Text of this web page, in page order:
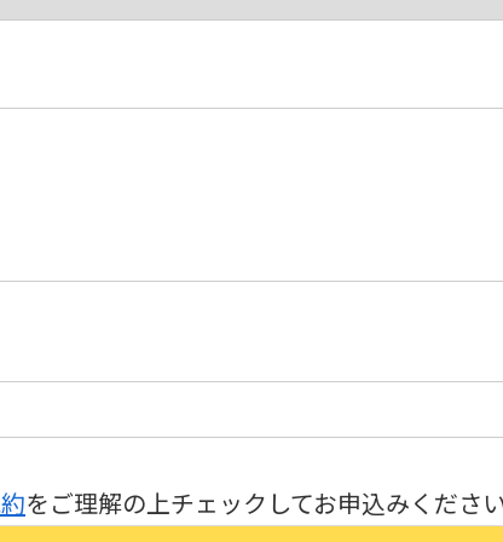
をご理解の上チェックしてお申込みくださ